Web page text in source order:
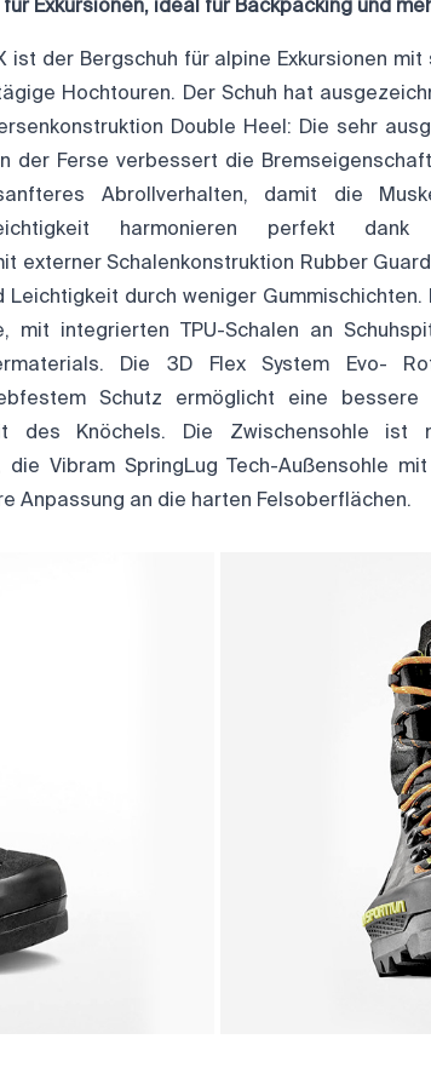
für Exkursionen, ideal für Backpacking und
ist der Bergschuh für alpine Exkursionen
Hochtouren. Der Schuh hat
Double Heel: Die sehr
der Ferse verbessert die
Abrollverhalten, damit die
harmonieren perfekt
externer Schalenkonstruktion Rubber
Leichtigkeit durch weniger Gummischichten.
mit integrierten TPU-Schalen an
Die 3D Flex System Evo-
Schutz ermöglicht eine
des Knöchels. Die Zwischensohle ist
die Vibram SpringLug Tech-Außensohle
Anpassung an die harten Felsoberflächen.